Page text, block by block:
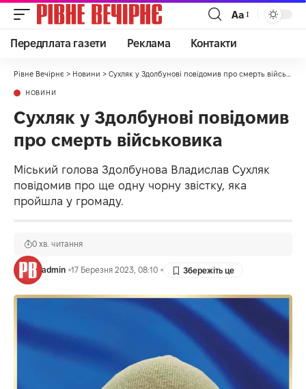
Аа
Передплата газети Реклама Контакти
Рівне Вечірнє > Новини > Сухляк у Здолбунові повідомив про смерть військовика
НОВИНИ
Сухляк у Здолбунові повідомив
про смерть військовика
Міський голова Здолбунова Владислав Сухляк
повідомив про ще одну чорну звістку, яка
пройшла у громаду.
admin 17 Березня 2023, 08:10
0 хв. читання